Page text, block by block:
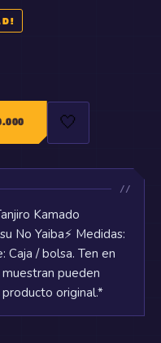
🤍
Kamado
No Yaiba⚡ Medidas:
/ bolsa. Ten en
pueden
original.*